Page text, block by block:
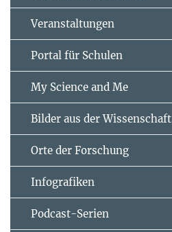
Veranstaltungen
Portal für Schulen
My Science and Me
Bilder aus der Wissenschaft
Orte der Forschung
Infografiken
Podcast-Serien